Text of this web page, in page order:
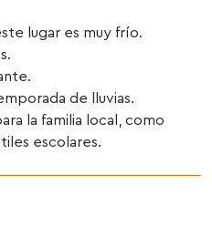
lugar es muy frío.
de lluvias.
la familia local, como
escolares.